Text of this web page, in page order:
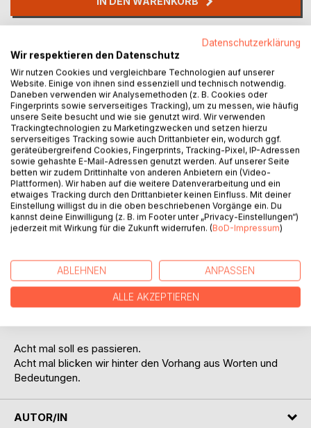
Titel bewerten
BESCHREIBUNG
Jede Geschichte die das Leben schreibt hat ihre eigene
Grammatik und ihre eigene Moral,
wenn man denn eine finden möchte. Manchmal ist es ein
manchmal ein Songtext und manchmal ein philosophischer
In allem ist etwas zu entdecken und manchmal ist es eine
Acht mal soll es passieren.
Acht mal blicken wir hinter den Vorhang aus Worten und
Bedeutungen.
AUTOR/IN
Datenschutzerklärung
Wir respektieren den Datenschutz
Wir nutzen Cookies und vergleichbare Technologien auf unserer
Website. Einige von ihnen sind essenziell und technisch notwendig.
Daneben verwenden wir Analysemethoden (z. B. Cookies oder
Fingerprints sowie serverseitiges Tracking), um zu messen, wie häufig
unsere Seite besucht und wie sie genutzt wird. Wir verwenden
Trackingtechnologien zu Marketingzwecken und setzen hierzu
serverseitiges Tracking sowie auch Drittanbieter ein, wodurch ggf.
geräteübergreifend Cookies, Fingerprints, Tracking-Pixel, IP-Adressen
sowie gehashte E-Mail-Adressen genutzt werden. Auf unserer Seite
betten wir zudem Drittinhalte von anderen Anbietern ein (Video-
Plattformen). Wir haben auf die weitere Datenverarbeitung und ein
etwaiges Tracking durch den Drittanbieter keinen Einfluss. Mit deiner
Einstellung willigst du in die oben beschriebenen Vorgänge ein. Du
kannst deine Einwilligung (z. B. im Footer unter „Privacy-Einstellungen“)
jederzeit mit Wirkung für die Zukunft widerrufen. (BoD-Impressum)
ABLEHNEN ANPASSEN
ALLE AKZEPTIEREN